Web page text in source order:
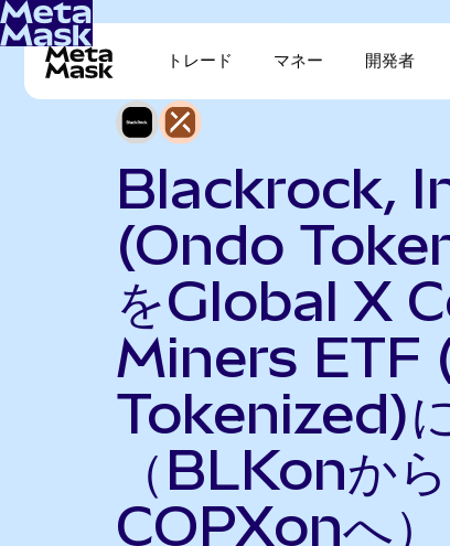
トレード マネー 開発者
Blackrock,
(Ondo
をGlobal X
Miners ETF
Tokenized)
（BLKonから
COPXonへ）